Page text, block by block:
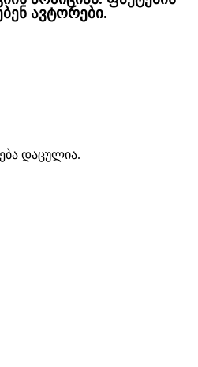
ავტორები.
დაცულია.